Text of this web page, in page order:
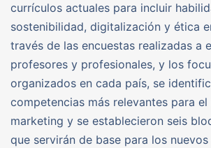
currículos actuales para incluir
sostenibilidad, digitalización y ética
través de las encuestas realizadas a
profesores y profesionales, y los
organizados en cada país, se
competencias más relevantes para
marketing y se establecieron seis
que servirán de base para los